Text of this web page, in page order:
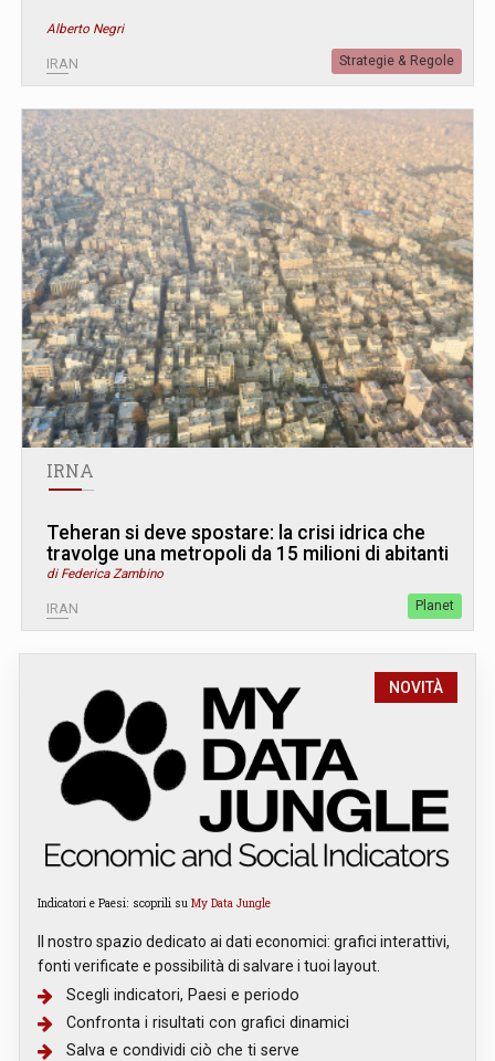
Alberto Negri
IRAN Strategie & Regole
IRNA
Teheran si deve spostare: la crisi idrica che
travolge una metropoli da 15 milioni di abitanti
di Federica Zambino
IRAN Planet
NOVITÀ
Indicatori e Paesi: scoprili su My Data Jungle
Il nostro spazio dedicato ai dati economici: grafici interattivi,
fonti verificate e possibilità di salvare i tuoi layout.
Scegli indicatori, Paesi e periodo
Confronta i risultati con grafici dinamici
Salva e condividi ciò che ti serve